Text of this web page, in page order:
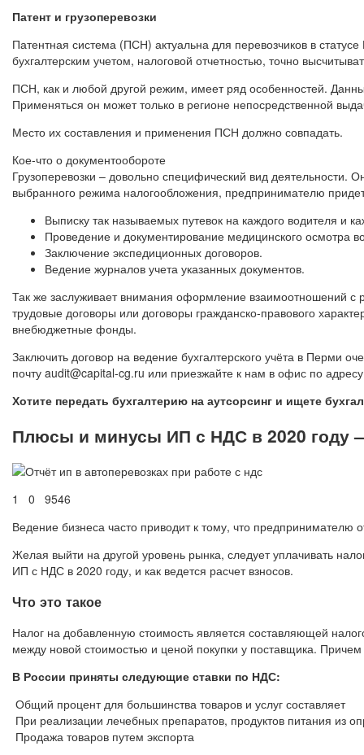
Патент и грузоперевозки
Патентная система (ПСН) актуальна для перевозчиков в
бухгалтерским учетом, налоговой отчетностью, точно
ПСН, как и любой другой режим, имеет ряд особенностей.
Применяться он может только в регионе непосредственной
Место их составления и применения ПСН должно совпадать.
Кое-что о документообороте
Грузоперевозки – довольно специфический вид деятельности.
выбранного режима налогообложения, предпринимателю
Выписку так называемых путевок на каждого водителя и
Проведение и документирование медицинского осмотра
Заключение экспедиционных договоров.
Ведение журналов учета указанных документов.
Так же заслуживает внимания оформление взаимоотношений с
трудовые договоры или договоры гражданско-правового
внебюджетные фонды.
Заключить договор на ведение бухгалтерского учёта в Перми
почту audit@capital-cg.ru или приезжайте к нам в офис по
Хотите передать бухгалтерию на аутсорсинг и ищете
Плюсы и минусы ИП с НДС в 2020 году
1 0 9546
Ведение бизнеса часто приводит к тому, что
Желая выйти на другой уровень рынка, следует уплачивать
ИП с НДС в 2020 году, и как ведется расчет взносов.
Что это такое
Налог на добавленную стоимость является составляющей
между новой стоимостью и ценой покупки у поставщика.
В России приняты следующие ставки по НДС:
Общий процент для большинства товаров и услуг составляет
При реализации лечебных препаратов, продуктов питания из
Продажа товаров путем экспорта